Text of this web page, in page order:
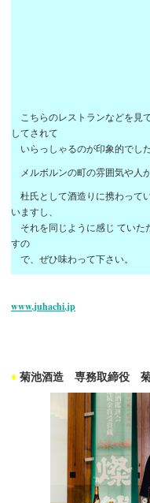
こちらのレストランなどを見
してされて
いらっしゃるのが印象的でした
メルボルンの町の雰囲気や人
杜氏として酒造りに携わって
いますし、
それを同じように感じ ていた
すの
で、ぜひ味わって下さい。
www.juhachi.jp
♦ 菊池酒造 専務取締役